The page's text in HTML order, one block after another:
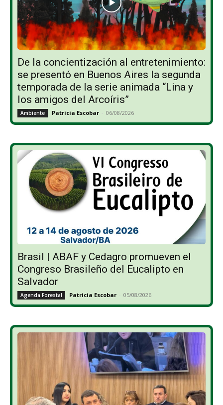
De la concientización al entretenimiento:
se presentó en Buenos Aires la segunda
temporada de la serie animada “Lina y
los amigos del Arcoíris”
Ambiente Patricia Escobar - 06/08/2026
Brasil | ABAF y Cedagro promueven el
Congreso Brasileño del Eucalipto en
Salvador
Agenda Forestal Patricia Escobar - 05/08/2026